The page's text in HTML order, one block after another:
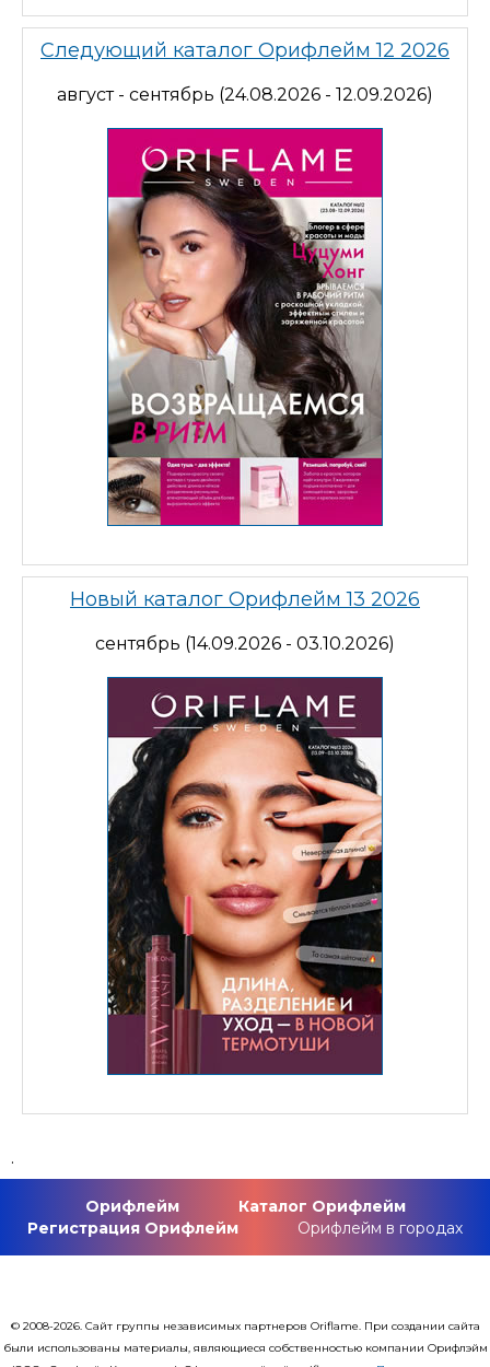
Следующий каталог Орифлейм 12 2026
август - сентябрь (24.08.2026 - 12.09.2026)
Новый каталог Орифлейм 13 2026
сентябрь (14.09.2026 - 03.10.2026)
.
Орифлейм
Каталог Орифлейм
Регистрация Орифлейм
Орифлейм в городах
© 2008-2026. Сайт группы независимых партнеров Oriflame. При создании сайта
были использованы материалы, являющиеся собственностью компании Орифлэйм